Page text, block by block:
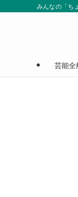
みんなの「ち
芸能全